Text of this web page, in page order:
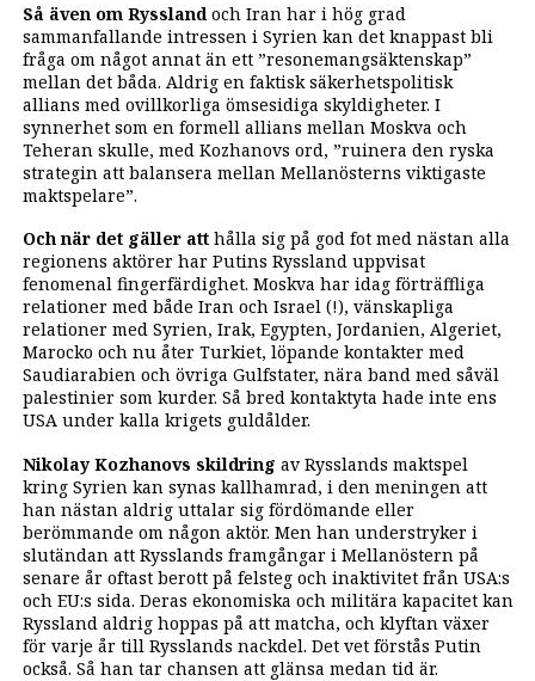
Så även om Rysslandoch Iran har i hög grad
sammanfallande intressen i Syrien kan det knappast bli
fråga om något annat än ett ”resonemangsäktenskap”
mellan det båda. Aldrig en faktisk säkerhetspolitisk
allians med ovillkorliga ömsesidiga skyldigheter. I
synnerhet som en formell allians mellan Moskva och
Teheran skulle, med Kozhanovs ord, ”ruinera den ryska
strategin att balansera mellan Mellanösterns viktigaste
maktspelare”.
Och när det gäller atthålla sig på god fot med nästan alla
regionens aktörer har Putins Ryssland uppvisat
fenomenal fingerfärdighet. Moskva har idag förträffliga
relationer med både Iran och Israel (!), vänskapliga
relationer med Syrien, Irak, Egypten, Jordanien, Algeriet,
Marocko och nu åter ­Turkiet, löpande kontakter med
Saudiarabien och övriga Gulfstater, nära band med såväl
palestinier som kurder. Så bred kontaktyta hade inte ens
USA under kalla krigets guldålder.
Nikolay Kozhanovs skildring av Rysslands maktspel
kring Syrien kan synas kallhamrad, i den meningen att
han nästan aldrig uttalar sig fördömande eller
berömmande om någon aktör. Men han ­understryker i
slutändan att Rysslands framgångar i Mellanöstern på
senare år oftast berott på felsteg och inaktivitet från USA:s
och EU:s sida. Deras ekonomiska och militära kapacitet kan
Ryssland aldrig hoppas på att matcha, och klyftan växer
för varje år till Rysslands nackdel. Det vet förstås Putin
också. Så han tar chansen att glänsa medan tid är.